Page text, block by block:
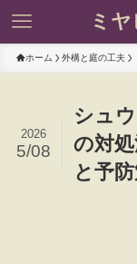
ミ
ホーム 外構と庭の工夫
シュ
の対
と予
2026
5/08